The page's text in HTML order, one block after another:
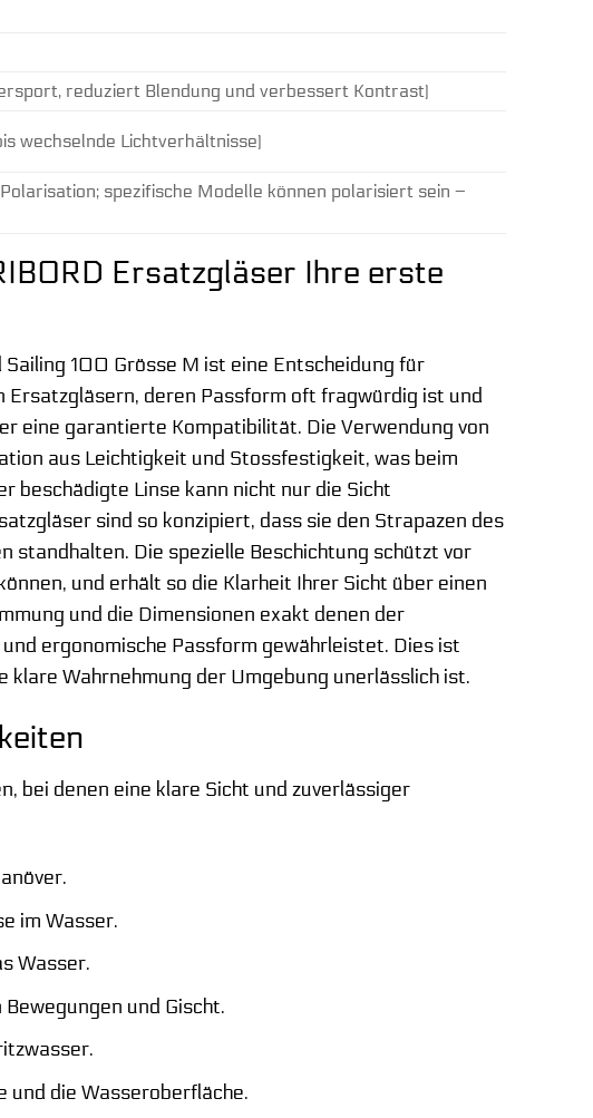
reduziert Blendung und verbessert Kontrast)
wechselnde Lichtverhältnisse)
spezifische Modelle können polarisiert sein –
Ersatzgläser Ihre erste
100 Grösse M ist eine Entscheidung für
deren Passform oft fragwürdig ist und
eine garantierte Kompatibilität. Die Verwendung von
aus Leichtigkeit und Stossfestigkeit, was beim
beschädigte Linse kann nicht nur die Sicht
sind so konzipiert, dass sie den Strapazen des
standhalten. Die spezielle Beschichtung schützt vor
und erhält so die Klarheit Ihrer Sicht über einen
und die Dimensionen exakt denen der
ergonomische Passform gewährleistet. Dies ist
Wahrnehmung der Umgebung unerlässlich ist.
bei denen eine klare Sicht und zuverlässiger
im Wasser.
Wasser.
und Gischt.
die Wasseroberfläche.